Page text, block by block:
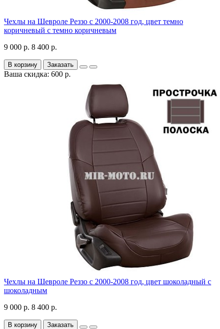
Чехлы на Шевроле Реззо с 2000-2008 год, цвет темно
коричневый с темно коричневым
9 000 р. 8 400 р.
В корзину Заказать
Ваша скидка: 600 р.
Чехлы на Шевроле Реззо с 2000-2008 год, цвет шоколадный с
шоколадным
9 000 р. 8 400 р.
В корзину Заказать